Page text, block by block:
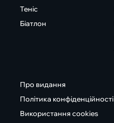
Теніс
Біатлон
Про видання
Політика конфіденційності
Використання cookies